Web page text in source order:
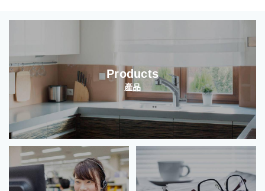
Products
產品